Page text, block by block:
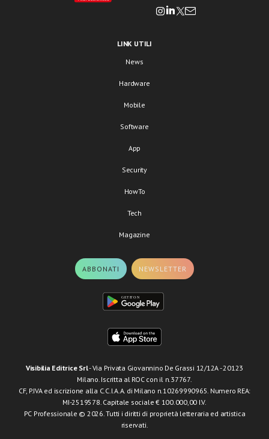
LINK UTILI
News
Hardware
Mobile
Software
App
Security
HowTo
Tech
Magazine
ABBONATI NEWSLETTER
Visibilia Editrice Srl- Via Privata Giovannino De Grassi 12/12A - 20123
Milano. Iscritta al ROC con il n.37767.
CF, P.IVA ed iscrizione alla C.C.I.A.A. di Milano n.10269990965. Numero REA:
MI-2519578. Capitale sociale € 100.000,00 I.V.
PC Professionale © 2026. Tutti i diritti di proprietà letteraria ed artistica
riservati.